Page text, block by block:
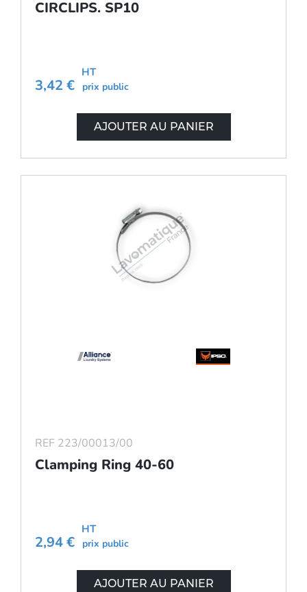
CIRCLIPS. SP10
3,42 €
HT
prix public
AJOUTER AU PANIER
REF 223/00013/00
Clamping Ring 40-60
2,94 €
HT
prix public
AJOUTER AU PANIER